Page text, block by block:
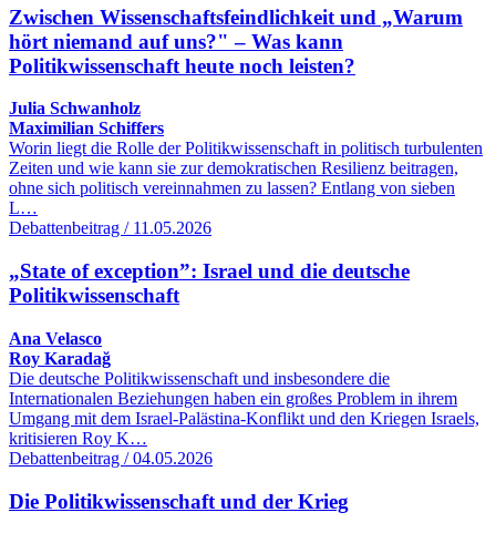
Zwischen Wissenschaftsfeindlichkeit und „Warum
hört niemand auf uns?" – Was kann
Politikwissenschaft heute noch leisten?
Julia Schwanholz
Maximilian Schiffers
Worin liegt die Rolle der Politikwissenschaft in politisch turbulenten
Zeiten und wie kann sie zur demokratischen Resilienz beitragen,
ohne sich politisch vereinnahmen zu lassen? Entlang von sieben
L…
Debattenbeitrag / 11.05.2026
„State of exception”: Israel und die deutsche
Politikwissenschaft
Ana Velasco
Roy Karadağ
Die deutsche Politikwissenschaft und insbesondere die
Internationalen Beziehungen haben ein großes Problem in ihrem
Umgang mit dem Israel-Palästina-Konflikt und den Kriegen Israels,
kritisieren Roy K…
Debattenbeitrag / 04.05.2026
Die Politikwissenschaft und der Krieg